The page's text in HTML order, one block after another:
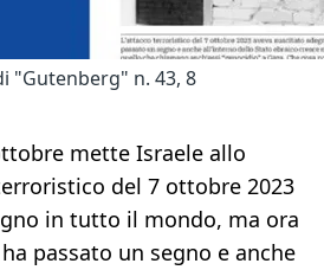
"Gutenberg" n. 43, 8
mette Israele allo
del 7 ottobre 2023
in tutto il mondo, ma ora
passato un segno e anche